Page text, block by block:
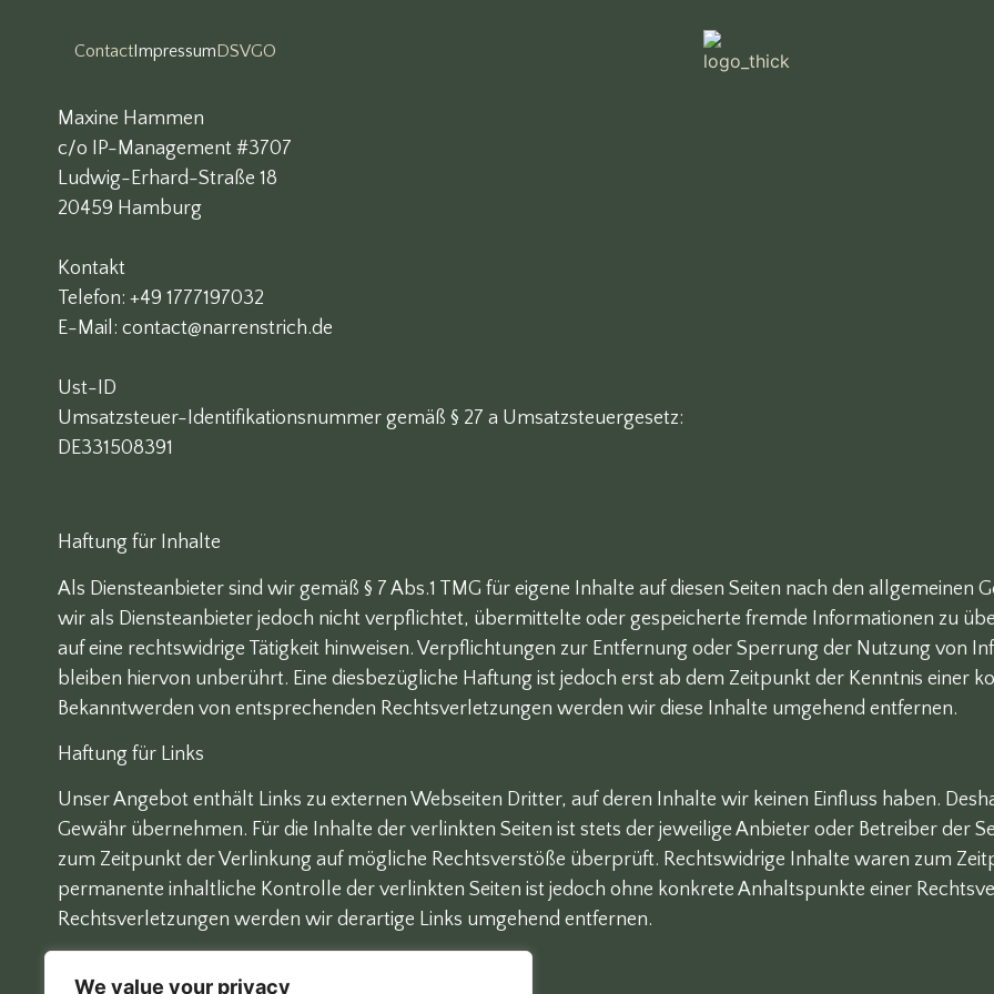
We value your privacy
Contact Impressum DSVGO
Maxine Hammen
c/o IP-Management #3707
Ludwig-Erhard-Straße 18
20459 Hamburg
Kontakt
Telefon: +49 1777197032
E-Mail: contact@narrenstrich.de
Ust-ID
Umsatzsteuer-Identifikationsnummer gemäß § 27 a Umsatzsteuergesetz:
DE331508391
Haftung für Inhalte
Als Diensteanbieter sind wir gemäß § 7 Abs.1 TMG für eigene Inhalte auf diesen Seiten nach den allgemeinen
wir als Diensteanbieter jedoch nicht verpflichtet, übermittelte oder gespeicherte fremde Informationen zu
auf eine rechtswidrige Tätigkeit hinweisen. Verpflichtungen zur Entfernung oder Sperrung der Nutzung von
bleiben hiervon unberührt. Eine diesbezügliche Haftung ist jedoch erst ab dem Zeitpunkt der Kenntnis einer
Bekanntwerden von entsprechenden Rechtsverletzungen werden wir diese Inhalte umgehend entfernen.
Haftung für Links
Unser Angebot enthält Links zu externen Webseiten Dritter, auf deren Inhalte wir keinen Einfluss haben.
Gewähr übernehmen. Für die Inhalte der verlinkten Seiten ist stets der jeweilige Anbieter oder Betreiber der
zum Zeitpunkt der Verlinkung auf mögliche Rechtsverstöße überprüft. Rechtswidrige Inhalte waren zum
permanente inhaltliche Kontrolle der verlinkten Seiten ist jedoch ohne konkrete Anhaltspunkte einer
Rechtsverletzungen werden wir derartige Links umgehend entfernen.